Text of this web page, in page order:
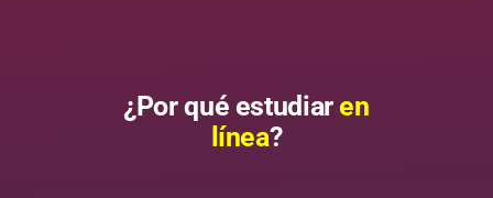
¿Por qué estudiaren
línea?